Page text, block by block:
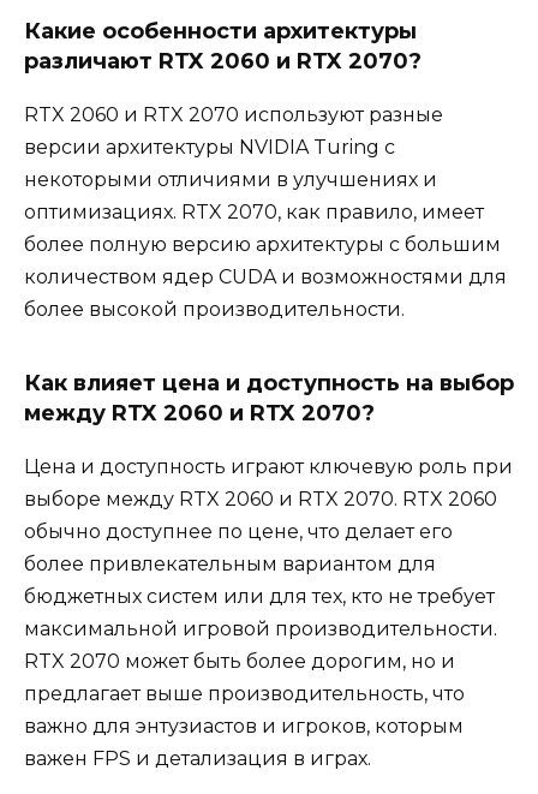
Какие особенности архитектуры
различают RTX 2060 и RTX 2070?
RTX 2060 и RTX 2070 используют разные
версии архитектуры NVIDIA Turing с
некоторыми отличиями в улучшениях и
оптимизациях. RTX 2070, как правило, имеет
более полную версию архитектуры с большим
количеством ядер CUDA и возможностями для
более высокой производительности.
Как влияет цена и доступность на выбор
между RTX 2060 и RTX 2070?
Цена и доступность играют ключевую роль при
выборе между RTX 2060 и RTX 2070. RTX 2060
обычно доступнее по цене, что делает его
более привлекательным вариантом для
бюджетных систем или для тех, кто не требует
максимальной игровой производительности.
RTX 2070 может быть более дорогим, но и
предлагает выше производительность, что
важно для энтузиастов и игроков, которым
важен FPS и детализация в играх.